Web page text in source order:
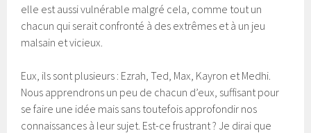
elle est aussi vulnérable malgré cela, comme tout un
chacun qui serait confronté à des extrêmes et à un jeu
malsain et vicieux.
Eux, ils sont plusieurs : Ezrah, Ted, Max, Kayron et Medhi.
Nous apprendrons un peu de chacun d’eux, suffisant pour
se faire une idée mais sans toutefois approfondir nos
connaissances à leur sujet. Est-ce frustrant ? Je dirai que